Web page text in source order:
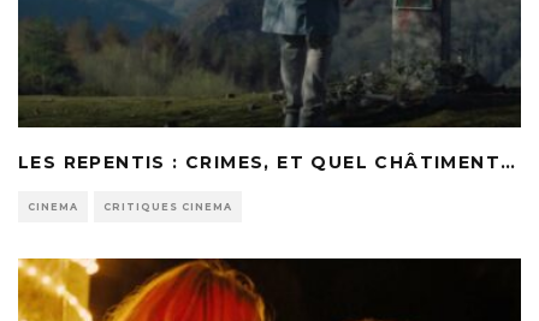
LES REPENTIS : CRIMES, ET QUEL CHÂTIMENT…
CINEMA CRITIQUES CINEMA